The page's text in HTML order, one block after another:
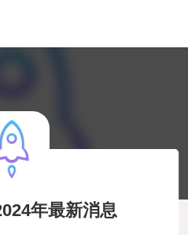
年最新消息